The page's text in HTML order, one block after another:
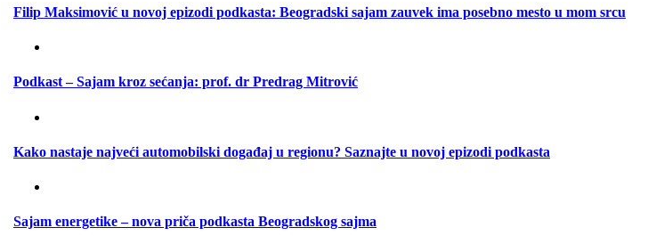
Filip Maksimović u novoj epizodi podkasta: Beogradski sajam zauvek ima posebno mesto u mom srcu
Podkast – Sajam kroz sećanja: prof. dr Predrag Mitrović
Kako nastaje najveći automobilski događaj u regionu? Saznajte u novoj epizodi podkasta
Sajam energetike – nova priča podkasta Beogradskog sajma